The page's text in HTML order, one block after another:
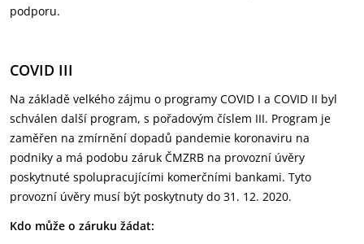
podporu.
COVID III
Na základě velkého zájmu o programy COVID I a COVID II byl
schválen další program, s pořadovým číslem III. Program je
zaměřen na zmírnění dopadů pandemie koronaviru na
podniky a má podobu záruk ČMZRB na provozní úvěry
poskytnuté spolupracujícími komerčními bankami. Tyto
provozní úvěry musí být poskytnuty do 31. 12. 2020.
Kdo může o záruku žádat: